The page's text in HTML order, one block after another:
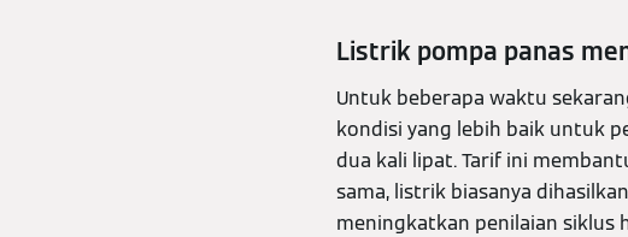
Listrik pompa panas
Untuk beberapa waktu
kondisi yang lebih baik untuk
dua kali lipat. Tarif ini
sama, listrik biasanya
meningkatkan penilaian siklus